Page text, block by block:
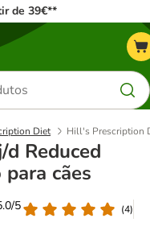
de 39€**
Diet Hill's Prescription
Reduced
cães
5
(4)